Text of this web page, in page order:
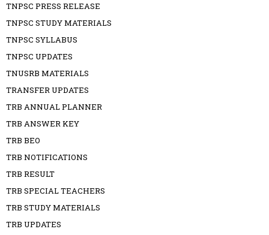
TNPSC PRESS RELEASE
TNPSC STUDY MATERIALS
TNPSC SYLLABUS
TNPSC UPDATES
TNUSRB MATERIALS
TRANSFER UPDATES
TRB ANNUAL PLANNER
TRB ANSWER KEY
TRB BEO
TRB NOTIFICATIONS
TRB RESULT
TRB SPECIAL TEACHERS
TRB STUDY MATERIALS
TRB UPDATES